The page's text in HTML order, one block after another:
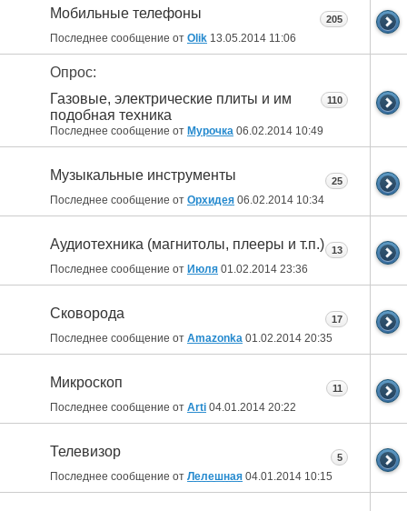
Мобильные телефоны
Последнее сообщение от Olik 13.05.2014 11:06
205
Опрос:
Газовые, электрические плиты и им
подобная техника
Последнее сообщение от Мурочка 06.02.2014 10:49
110
Музыкальные инструменты
Последнее сообщение от Орхидея 06.02.2014 10:34
25
Аудиотехника (магнитолы, плееры и т.п.)
Последнее сообщение от Июля 01.02.2014 23:36
13
Сковорода
Последнее сообщение от Amazonka 01.02.2014 20:35
17
Микроскоп
Последнее сообщение от Arti 04.01.2014 20:22
11
Телевизор
Последнее сообщение от Лелешная 04.01.2014 10:15
5